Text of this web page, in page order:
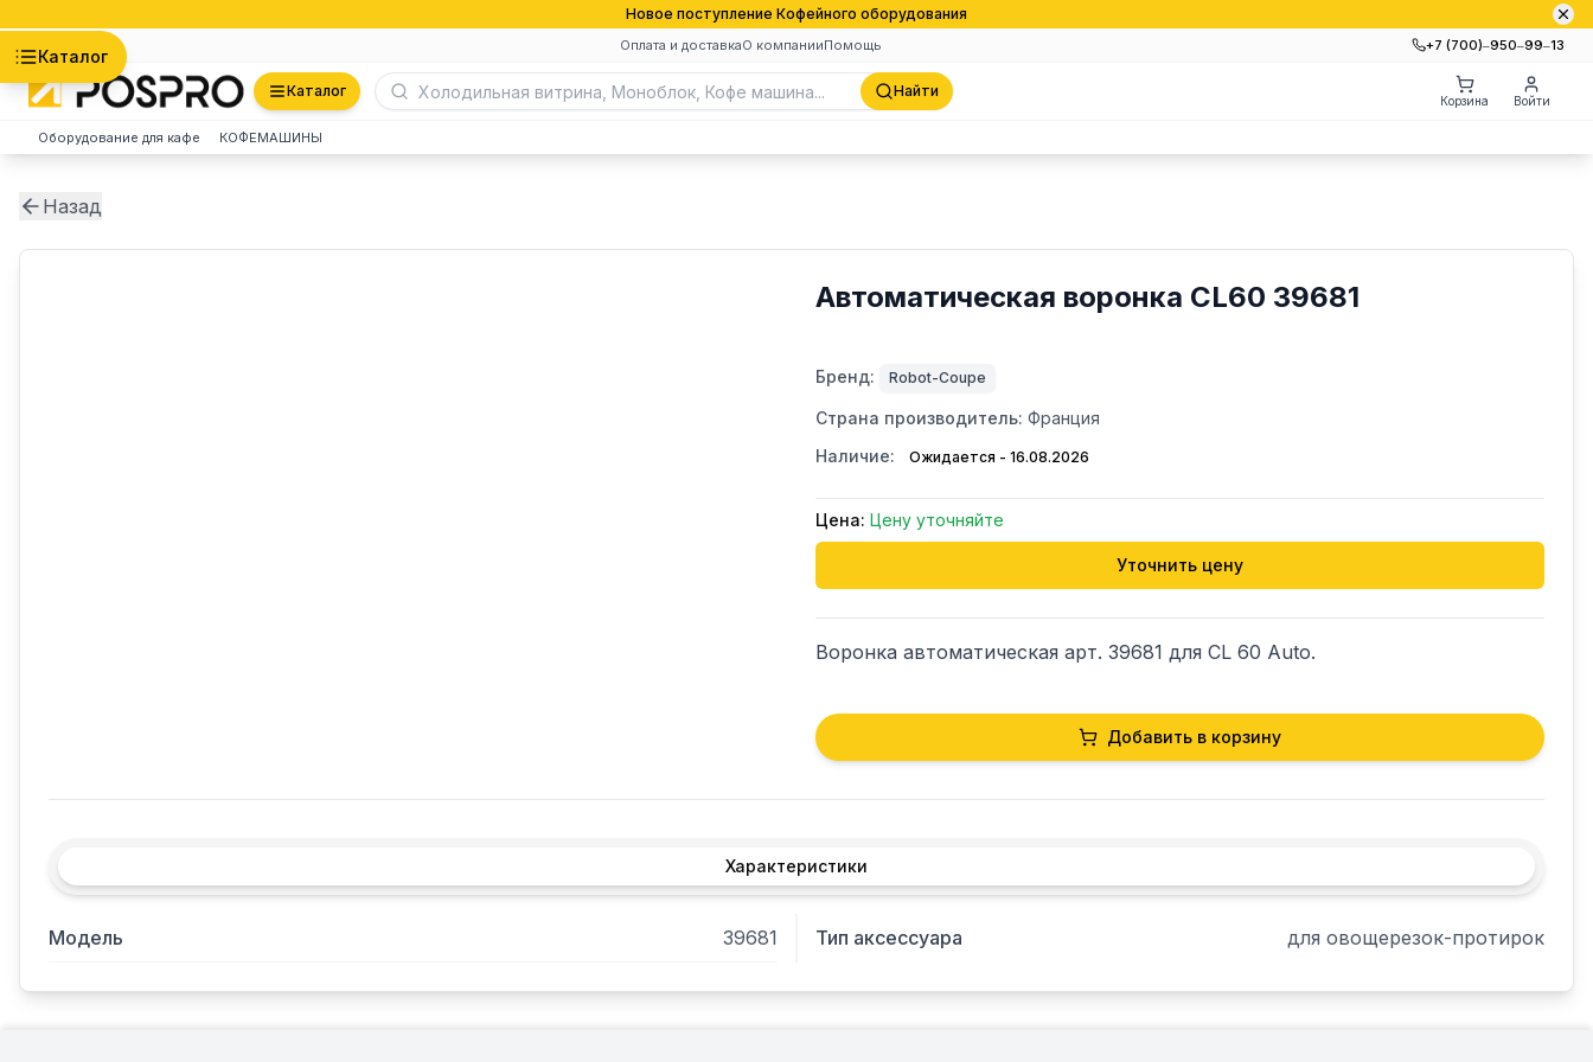
Новое поступление Кофейного оборудования
Оплата и доставкаО компанииПомощь +7 (700)‒950‒99‒13
Каталог
Каталог Найти
Корзина Войти
Оборудование для кафе КОФЕМАШИНЫ
Назад
Автоматическая воронка CL60 39681
Бренд: Robot-Coupe
Страна производитель: Франция
Наличие:
Ожидается - 16.08.2026
Цена: Цену уточняйте
Уточнить цену
Воронка автоматическая арт. 39681 для CL 60 Auto.
Добавить в корзину
Характеристики
Модель 39681 Тип аксессуара для овощерезок-протирок